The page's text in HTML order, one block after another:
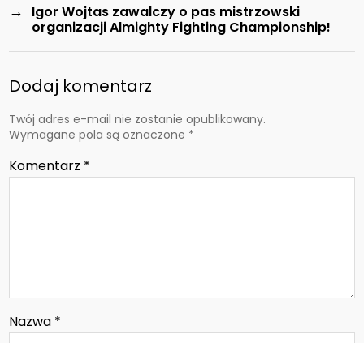
→
Igor Wojtas zawalczy o pas mistrzowski
organizacji Almighty Fighting Championship!
Dodaj komentarz
Twój adres e-mail nie zostanie opublikowany.
Wymagane pola są oznaczone *
Komentarz *
Nazwa *